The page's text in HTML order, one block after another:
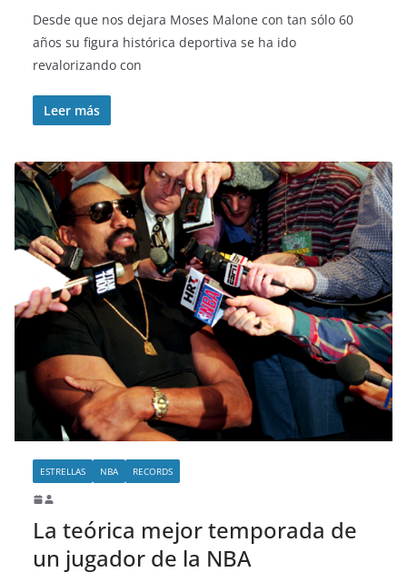
Desde que nos dejara Moses Malone con tan sólo 60
años su figura histórica deportiva se ha ido
revalorizando con
Leer más
ESTRELLAS NBA RECORDS
La teórica mejor temporada de
un jugador de la NBA